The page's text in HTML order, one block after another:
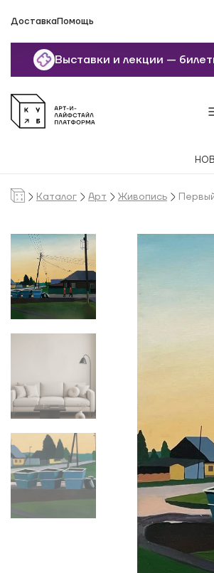
ДоставкаПомощь
Выставки и лекции —
Каталог Арт Живопись